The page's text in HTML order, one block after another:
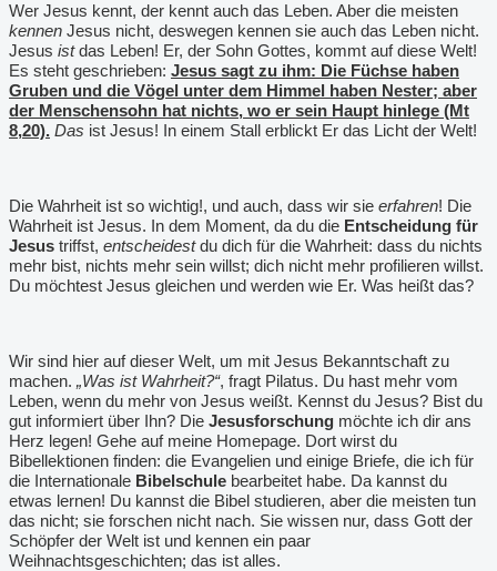
Wer Jesus kennt, der kennt auch das Leben. Aber die meisten
kennen Jesus nicht, deswegen kennen sie auch das Leben nicht.
Jesus istdas Leben! Er, der Sohn Gottes, kommt auf diese Welt!
Es steht geschrieben: Jesus sagt zu ihm: Die Füchse haben
Gruben und die Vögel unter dem Himmel haben Nester; aber
der Menschensohn hat nichts, wo er sein Haupt hinlege (Mt
8,20). Das ist Jesus! In einem Stall erblickt Er das Licht der Welt!
Die Wahrheit ist so wichtig!, und auch, dass wir sie erfahren! Die
Wahrheit ist Jesus. In dem Moment, da du die Entscheidung für
Jesus triffst, entscheidestdu dich für die Wahrheit: dass du nichts
mehr bist, nichts mehr sein willst; dich nicht mehr profilieren willst.
Du möchtest Jesus gleichen und werden wie Er. Was heißt das?
Wir sind hier auf dieser Welt, um mit Jesus Bekanntschaft zu
machen. „Was ist Wahrheit?“, fragt Pilatus. Du hast mehr vom
Leben, wenn du mehr von Jesus weißt. Kennst du Jesus? Bist du
gut informiert über Ihn? Die Jesusforschung möchte ich dir ans
Herz legen! Gehe auf meine Homepage. Dort wirst du
Bibellektionen finden: die Evangelien und einige Briefe, die ich für
die Internationale Bibelschule bearbeitet habe. Da kannst du
etwas lernen! Du kannst die Bibel studieren, aber die meisten tun
das nicht; sie forschen nicht nach. Sie wissen nur, dass Gott der
Schöpfer der Welt ist und kennen ein paar
Weihnachtsgeschichten; das ist alles.